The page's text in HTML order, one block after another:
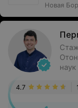
Новая
наук
4.7